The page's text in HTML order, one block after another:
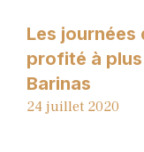
Les
profité à
Barinas
24 juillet 2020